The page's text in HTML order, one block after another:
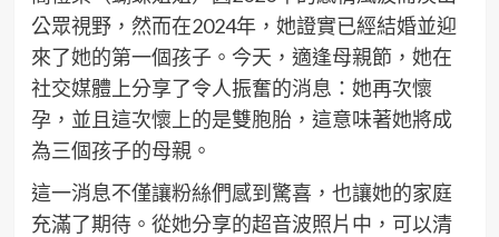
公眾視野，然而在2024年，她證實已經結婚並迎
來了她的第一個孩子。今天，適逢母親節，她在
社交媒體上分享了令人振奮的消息：她再次懷
孕，並且這次懷上的是雙胞胎，這意味著她將成
為三個孩子的母親。
這一消息不僅讓粉絲們感到驚喜，也讓她的家庭
充滿了期待。從她分享的超音波照片中，可以清